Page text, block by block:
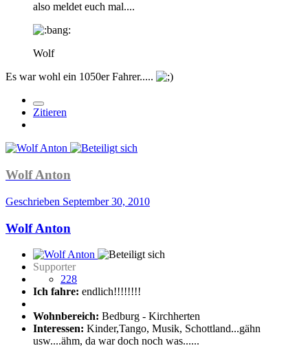
also meldet euch mal....
Wolf
Es war wohl ein 1050er Fahrer.....
Zitieren
Wolf Anton
Geschrieben September 30, 2010
Wolf Anton
Supporter
228
Ich fahre: endlich!!!!!!!!
Wohnbereich: Bedburg - Kirchherten
Interessen: Kinder,Tango, Musik, Schottland...gähn
usw....ähm, da war doch noch was......